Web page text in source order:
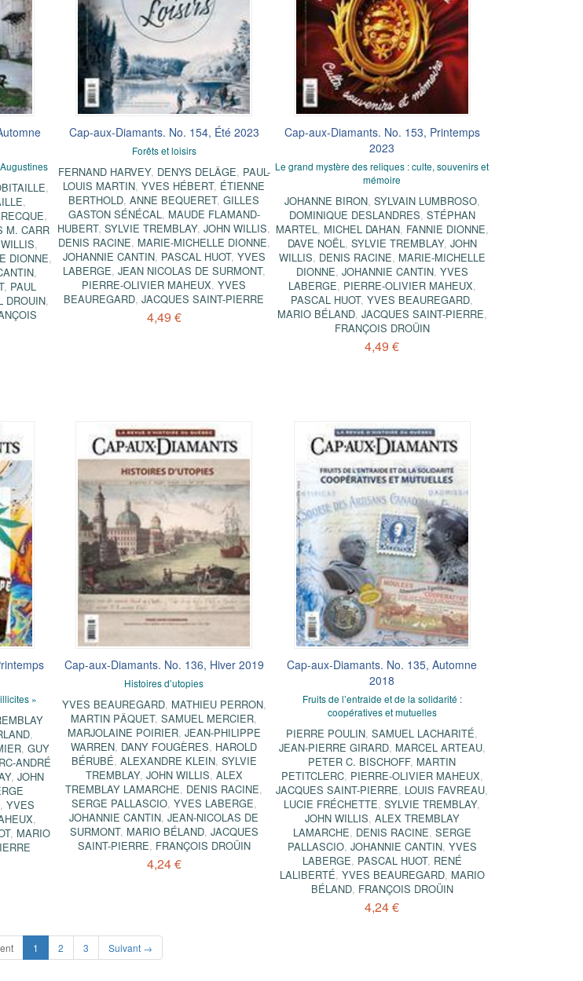
,
,
,
M. CARR
,
DIONNE,
,
, PAUL
DROUIN,
Cap-aux-Diamants. No. 154, Été 2023
Forêts et loisirs
FERNAND HARVEY, DENYS DELÂGE, PAUL-
LOUIS MARTIN,YVES HÉBERT, ÉTIENNE
BERTHOLD,ANNE BEQUERET,GILLES
GASTON SÉNÉCAL , MAUDE FLAMAND-
HUBERT,SYLVIE TREMBLAY,JOHN WILLIS,
DENIS RACINE, MARIE-MICHELLE DIONNE,
JOHANNIE CANTIN, PASCAL HUOT, YVES
LABERGE, JEAN NICOLAS DE SURMONT,
PIERRE-OLIVIER MAHEUX,YVES
BEAUREGARD,JACQUES SAINT-PIERRE
4,49 €
Cap-aux-Diamants. No. 153, Printemps
2023
Le grand mystère des reliques : culte, souvenirs et
mémoire
JOHANNE BIRON, SYLVAIN LUMBROSO,
DOMINIQUE DESLANDRES, STÉPHAN
MARTEL , MICHEL DAHAN, FANNIE DIONNE,
DAVE NOËL , SYLVIE TREMBLAY, JOHN
WILLIS, DENIS RACINE, MARIE-MICHELLE
DIONNE, JOHANNIE CANTIN, YVES
LABERGE, PIERRE-OLIVIER MAHEUX,
PASCAL HUOT,YVES BEAUREGARD,
MARIO BÉLAND, JACQUES SAINT-PIERRE,
FRANÇOIS DROÜIN
4,49 €
»
,
,GUY
ANDRÉ
,JOHN
,YVES
,
, MARIO
Cap-aux-Diamants. No. 136, Hiver 2019
Histoires d’utopies
YVES BEAUREGARD, MATHIEU PERRON,
MARTIN PÂQUET,SAMUEL MERCIER,
MARJOLAINE POIRIER, JEAN-PHILIPPE
WARREN, DANY FOUGÈRES, HAROLD
BÉRUBÉ, ALEXANDRE KLEIN, SYLVIE
TREMBLAY, JOHN WILLIS, ALEX
TREMBLAY LAMARCHE, DENIS RACINE,
SERGE PALLASCIO, YVES LABERGE,
JOHANNIE CANTIN,JEAN-NICOLAS DE
SURMONT, MARIO BÉLAND, JACQUES
SAINT-PIERRE, FRANÇOIS DROÜIN
4,24 €
Cap-aux-Diamants. No. 135, Automne
2018
Fruits de l’entraide et de la solidarité :
coopératives et mutuelles
PIERRE POULIN,SAMUEL LACHARITÉ,
JEAN-PIERRE GIRARD, MARCEL ARTEAU,
PETER C. BISCHOFF, MARTIN
PETITCLERC, PIERRE-OLIVIER MAHEUX,
JACQUES SAINT-PIERRE, LOUIS FAVREAU,
LUCIE FRÉCHETTE,SYLVIE TREMBLAY,
JOHN WILLIS, ALEX TREMBLAY
LAMARCHE, DENIS RACINE, SERGE
PALLASCIO, JOHANNIE CANTIN, YVES
LABERGE, PASCAL HUOT, RENÉ
LALIBERTÉ, YVES BEAUREGARD, MARIO
BÉLAND, FRANÇOIS DROÜIN
4,24 €
1 (current)
2 3 Suivant →